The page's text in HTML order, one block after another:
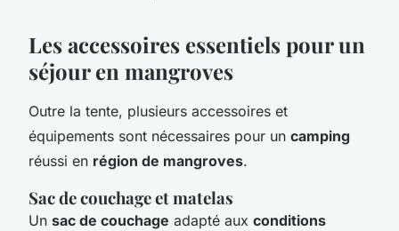
Les accessoires essentiels pour un
séjour en mangroves
Outre la tente, plusieurs accessoires et
équipements sont nécessaires pour un camping
réussi en région de mangroves.
Sac de couchage et matelas
Un sac de couchage adapté aux conditions